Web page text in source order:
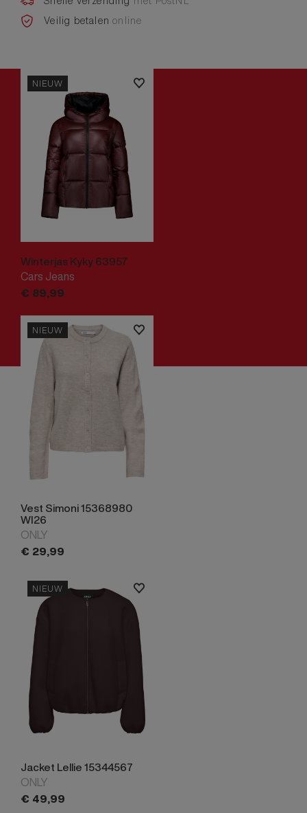
Veilig betalenonline
NIEUW
Winterjas Kyky 63957
Cars Jeans
€ 89,99
NIEUW
Vest Simoni 15368980
WI26
ONLY
€ 29,99
NIEUW
Jacket Lellie 15344567
ONLY
€ 49,99